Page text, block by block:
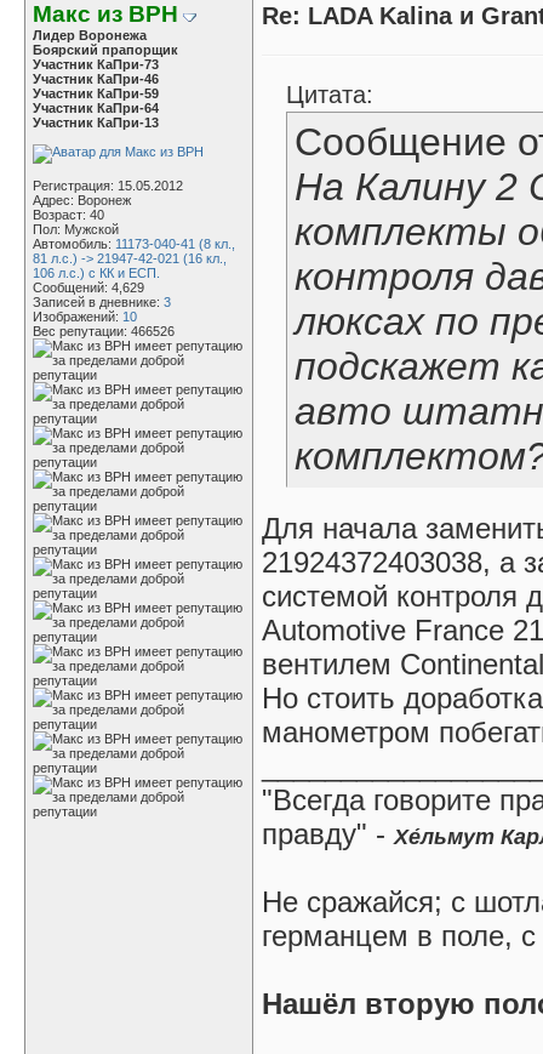
Макс из ВРН
Лидер Воронежа
Боярский прапорщик
Участник КаПри-73
Участник КаПри-46
Участник КаПри-59
Участник КаПри-64
Участник КаПри-13
Регистрация: 15.05.2012
Адрес: Воронеж
Возраст: 40
Пол: Мужской
Автомобиль: 11173-040-41 (8 кл.,
81 л.с.) -> 21947-42-021 (16 кл.,
106 л.с.) с КК и ЕСП.
Сообщений: 4,629
Записей в дневнике: 3
Изображений: 10
Вес репутации: 466526
Re: LADA Kalina и
Цитата:
Сообщение
На Калину 2
комплекты
контроля
люксах по
подскажет
авто
Для начала
21924372403038, а
системой контроля
Automotive France
вентилем
Но стоить
манометром
"Всегда говорите
правду" - Хе́льмут
Не сражайся; с
германцем в поле,
Нашёл вторую